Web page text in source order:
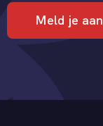
Meld je aan